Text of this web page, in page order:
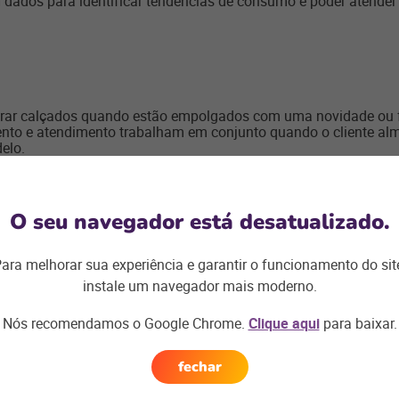
calçados quando estão empolgados com uma novidade
e atendimento trabalham em conjunto quando o cliente
provável que pesquisas ou estímulos da web
físico e online;
do produto, provador virtual ou espaço para prova
O seu navegador está desatualizado.
melhorar sua experiência e garantir o funcionamento do
instale um navegador mais moderno.
Nós recomendamos o Google Chrome. Clique aquipara baixar.
fechar